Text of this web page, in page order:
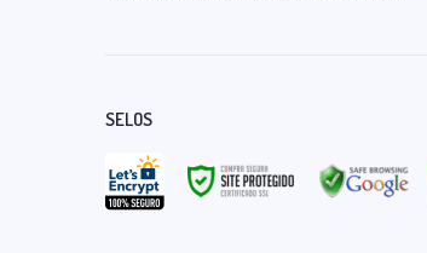
SELOS